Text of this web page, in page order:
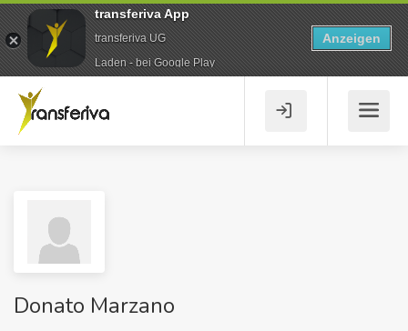
Donato Marzano
transferiva App
transferiva UG
Laden - bei Google Play
Anzeigen